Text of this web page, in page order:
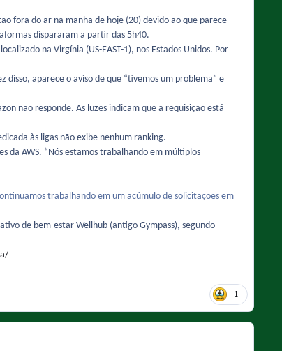
fora do ar na manhã de hoje (20) devido ao que parece
dispararam a partir das 5h40.
na Virgínia (US-EAST-1), nos Estados Unidos. Por
aparece o aviso de que “tivemos um problema” e
não responde. As luzes indicam que a requisição está
às ligas não exibe nenhum ranking.
da AWS. “Nós estamos trabalhando em múltiplos
trabalhando em um acúmulo de solicitações em
de bem-estar Wellhub (antigo Gympass), segundo
1